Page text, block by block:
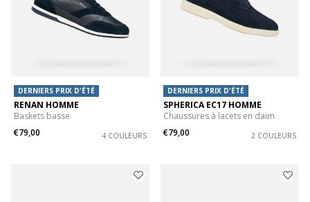
DERNIERS PRIX D'ÉTÉ
RENAN HOMME
Baskets basse
€79,00
4 COULEURS
DERNIERS PRIX D'ÉTÉ
SPHERICA EC17 HOMME
Chaussures à lacets en daim
€79,00
2 COULEURS